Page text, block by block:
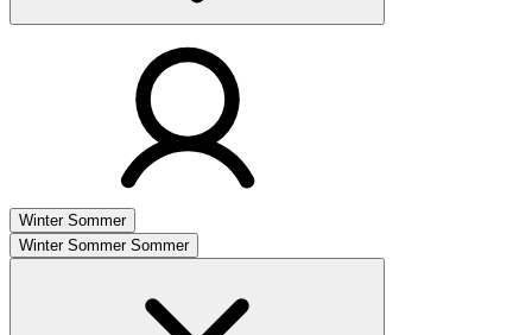
Winter Sommer
Winter Sommer Sommer